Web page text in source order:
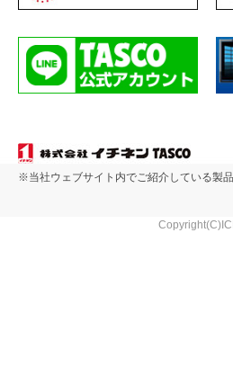
※当社ウェブサイト内でご紹介している製